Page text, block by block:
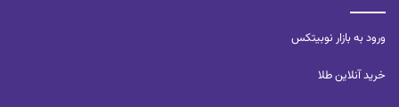
ورود به بازار نوبیتکس
خرید آنلاین طلا